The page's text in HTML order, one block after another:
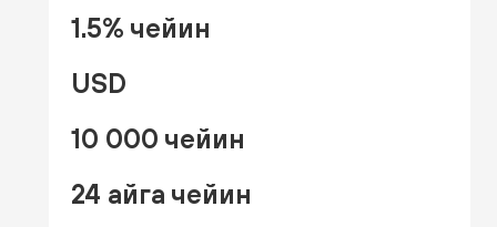
1.5% чейин
USD
10 000 чейин
24 айга чейин